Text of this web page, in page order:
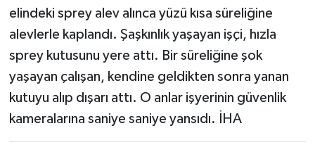
elindeki sprey alev alınca yüzü kısa süreliğine
alevlerle kaplandı. Şaşkınlık yaşayan işçi, hızla
sprey kutusunu yere attı. Bir süreliğine şok
yaşayan çalışan, kendine geldikten sonra yanan
kutuyu alıp dışarı attı. O anlar işyerinin güvenlik
kameralarına saniye saniye yansıdı. İHA
SPOR
YEDİSU